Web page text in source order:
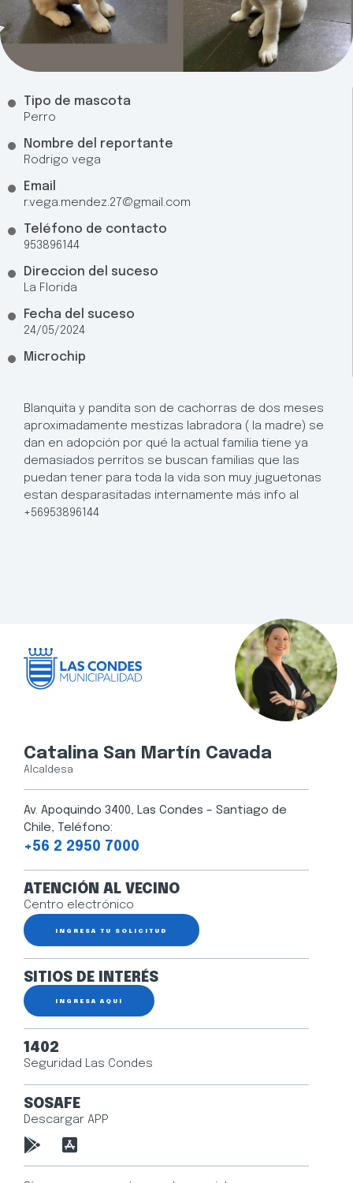
Tipo de mascota
Perro
Nombre del reportante
Rodrigo vega
Email
r.vega.mendez.27@gmail.com
Teléfono de contacto
953896144
Direccion del suceso
La Florida
Fecha del suceso
24/05/2024
Microchip
Blanquita y pandita son de cachorras de dos meses
aproximadamente mestizas labradora ( la madre) se
dan en adopción por qué la actual familia tiene ya
demasiados perritos se buscan familias que las
puedan tener para toda la vida son muy juguetonas
estan desparasitadas internamente más info al
+56953896144
Catalina San Martín Cavada
Alcaldesa
Av. Apoquindo 3400, Las Condes – Santiago de
Chile, Teléfono:
+56 2 2950 7000
ATENCIÓN AL VECINO
Centro electrónico
INGRESA TU SOLICITUD
SITIOS DE INTERÉS
INGRESA AQUÍ
1402
Seguridad Las Condes
SOSAFE
Descargar APP